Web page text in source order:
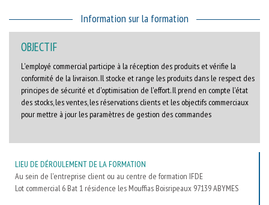
Information sur la formation
OBJECTIF
L'employé commercial participe à la réception des produits et vérifie la
conformité de la livraison. Il stocke et range les produits dans le respect des
principes de sécurité et d'optimisation de l'effort. Il prend en compte l'état
des stocks, les ventes, les réservations clients et les objectifs commerciaux
pour mettre à jour les paramètres de gestion des commandes
LIEU DE DÉROULEMENT DE LA FORMATION
Au sein de l'entreprise client ou au centre de formation IFDE
Lot commercial 6 Bat 1 résidence les Mouffias Boisripeaux 97139 ABYMES